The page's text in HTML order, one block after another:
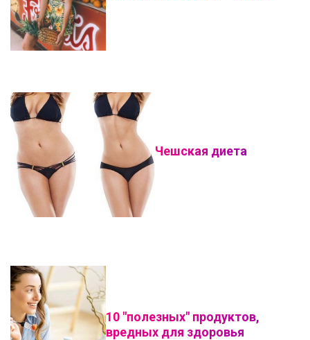
Чешская диета
10 "полезных" продуктов,
вредных для здоровья